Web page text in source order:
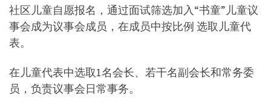
社区儿童自愿报名，通过面试筛选加入“书童”儿童议
事会成为议事会成员，在成员中按比例 选取儿童代
表。
在儿童代表中选取1名会长、若干名副会长和常务委
员，负责议事会日常事务。